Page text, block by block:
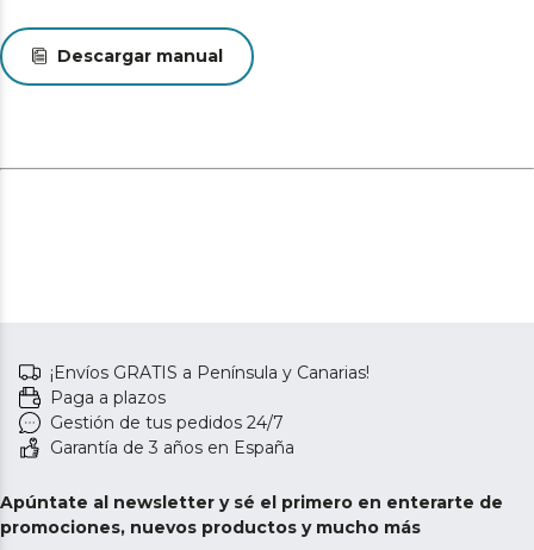
Descargar manual
¡Envíos GRATIS a Península y Canarias!
Paga a plazos
Gestión de tus pedidos 24/7
Garantía de 3 años en España
Apúntate al newsletter y sé el primero en enterarte de
promociones, nuevos productos y mucho más